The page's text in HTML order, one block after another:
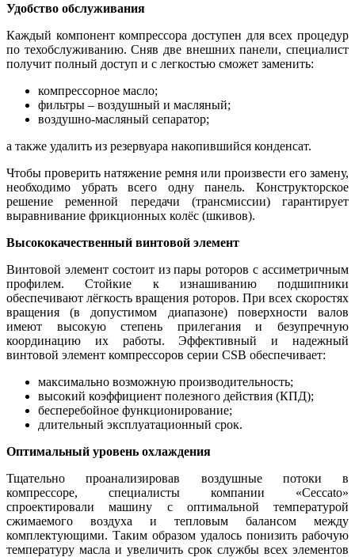
Удобство обслуживания
Каждый компонент компрессора доступен для всех процедур
по техобслуживанию. Сняв две внешних панели, специалист
получит полный доступ и с легкостью сможет заменить:
компрессорное масло;
фильтры – воздушный и масляный;
воздушно-масляный сепаратор;
а также удалить из резервуара накопившийся конденсат.
Чтобы проверить натяжение ремня или произвести его замену,
необходимо убрать всего одну панель. Конструкторское
решение ременной передачи (трансмиссии) гарантирует
выравнивание фрикционных колёс (шкивов).
Высококачественный винтовой элемент
Винтовой элемент состоит из пары роторов с ассиметричным
профилем. Стойкие к изнашиванию подшипники
обеспечивают лёгкость вращения роторов. При всех скоростях
вращения (в допустимом диапазоне) поверхности валов
имеют высокую степень прилегания и безупречную
координацию их работы. Эффективный и надежный
винтовой элемент компрессоров серии CSB обеспечивает:
максимально возможную производительность;
высокий коэффициент полезного действия (КПД);
бесперебойное функционирование;
длительный эксплуатационный срок.
Оптимальный уровень охлаждения
Тщательно проанализировав воздушные потоки в
компрессоре, специалисты компании «Ceccato»
спроектировали машину с оптимальной температурой
сжимаемого воздуха и тепловым балансом между
комплектующими. Таким образом удалось понизить рабочую
температуру масла и увеличить срок службы всех элементов